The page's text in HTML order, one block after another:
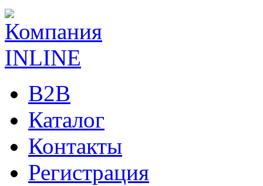
B2B
Каталог
Контакты
Регистрация